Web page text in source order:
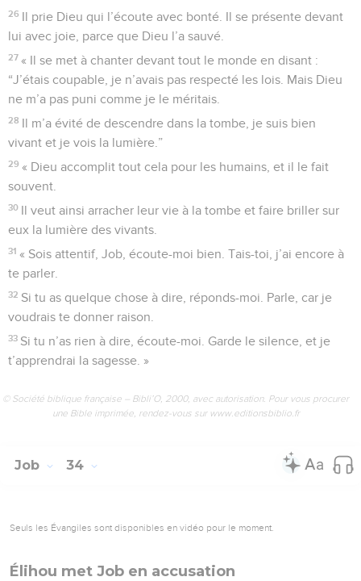
26 Il prie Dieu qui l’écoute avec bonté. Il se présente devant
lui avec joie, parce que Dieu l’a sauvé.
27 « Il se met à chanter devant tout le monde en disant :
“J’étais coupable, je n’avais pas respecté les lois. Mais Dieu
ne m’a pas puni comme je le méritais.
28 Il m’a évité de descendre dans la tombe, je suis bien
vivant et je vois la lumière.”
29 « Dieu accomplit tout cela pour les humains, et il le fait
souvent.
30 Il veut ainsi arracher leur vie à la tombe et faire briller sur
eux la lumière des vivants.
31 « Sois attentif, Job, écoute-moi bien. Tais-toi, j’ai encore à
te parler.
32 Si tu as quelque chose à dire, réponds-moi. Parle, car je
voudrais te donner raison.
33 Si tu n’as rien à dire, écoute-moi. Garde le silence, et je
t’apprendrai la sagesse. »
© Société biblique française – Bibli’O, 2000, avec autorisation. Pour vous procurer
une Bible imprimée, rendez-vous sur www.editionsbiblio.fr
Job 34
Seuls les Évangiles sont disponibles en vidéo pour le moment.
Élihou met Job en accusation